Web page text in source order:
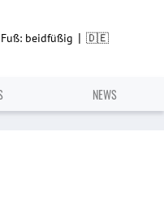
beidfüßig | 🇩🇪
NEWS